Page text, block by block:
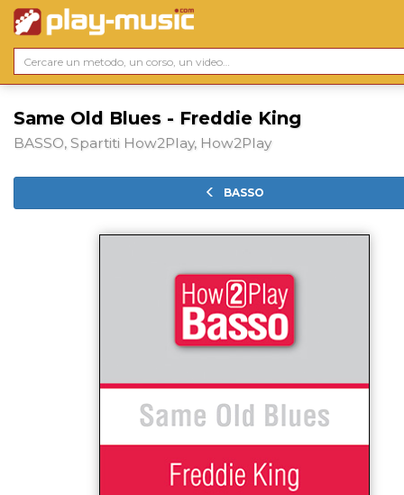
Same Old Blues - Freddie King
BASSO, Spartiti How2Play, How2Play
BASSO